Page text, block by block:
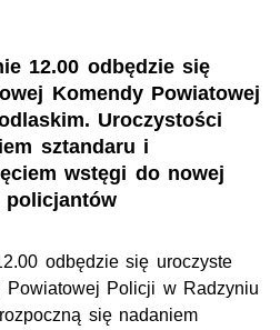
12.00 odbędzie się
Komendy Powiatowej
Uroczystości
sztandaru i
wstęgi do nowej
policjantów
odbędzie się uroczyste
Powiatowej Policji w Radzyniu
się nadaniem